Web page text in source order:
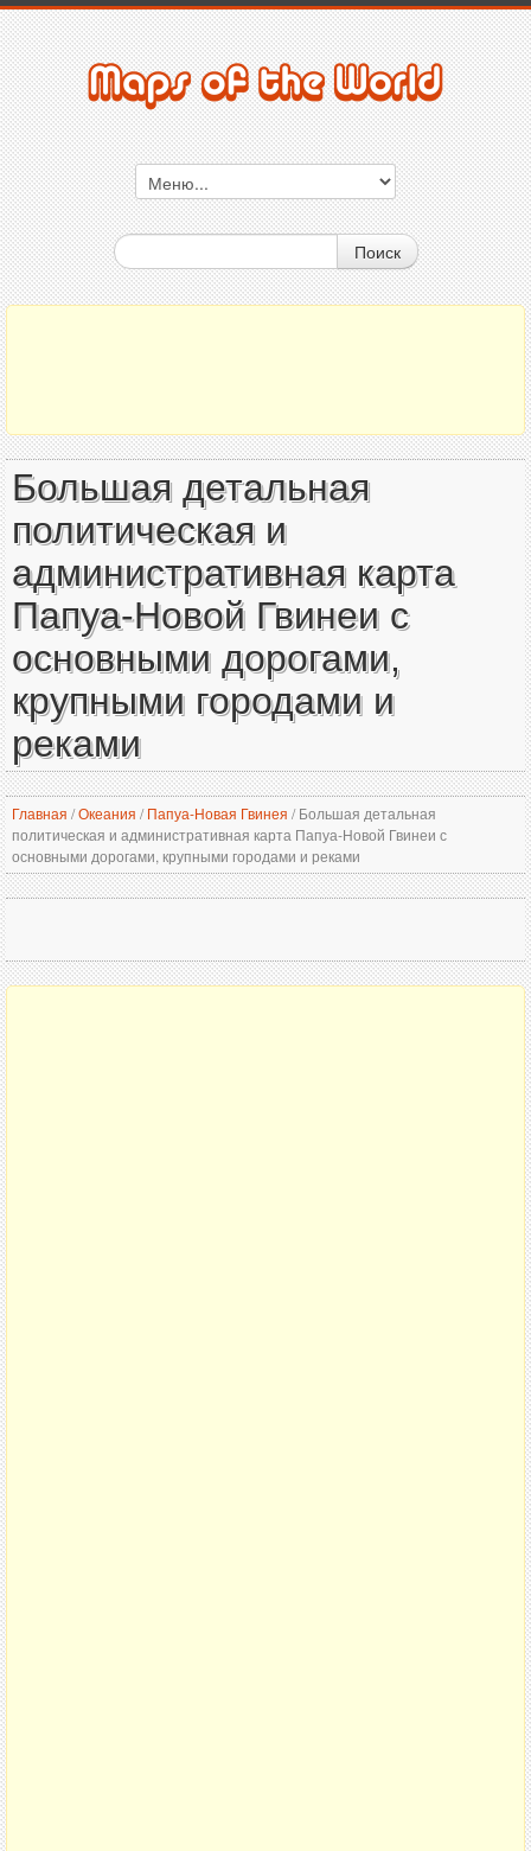
Поиск
Большая детальная
политическая и
административная карта
Папуа-Новой Гвинеи с
основными дорогами,
крупными городами и
реками
Главная /Океания / Папуа-Новая Гвинея /Большая детальная
политическая и административная карта Папуа-Новой Гвинеи с
основными дорогами, крупными городами и реками